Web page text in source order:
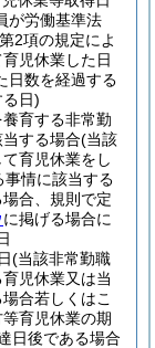
が労働基準法
2項の規定によ
児休業した日
日数を経過する
日)
育する非常勤
する場合(当該
育児休業をし
事情に該当する
合、規則で定
に掲げる場合に
(当該非常勤職
児休業又は当
合若しくはこ
育児休業の期
日後である場合